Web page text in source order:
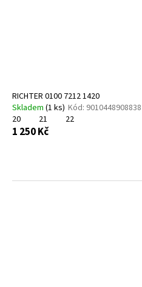
RICHTER 0100 7212 1420
Skladem (1 ks) Kód: 9010448908838
20
21 22
1 250 Kč